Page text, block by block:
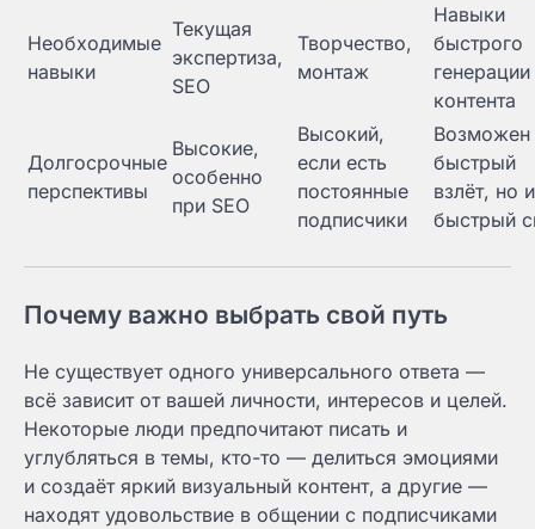
Необходимые
навыки
Текущая
экспертиза,
SEO
Творчество,
монтаж
Навыки
быстрого
генерации
контента
Долгосрочные
перспективы
Высокие,
особенно
при SEO
Высокий,
если есть
постоянные
подписчики
Возможен
быстрый
взлёт, но и
быстрый
Почему важно выбрать свой путь
Не существует одного универсального ответа —
всё зависит от вашей личности, интересов и целей.
Некоторые люди предпочитают писать и
углубляться в темы, кто-то — делиться эмоциями
и создаёт яркий визуальный контент, а другие —
находят удовольствие в общении с подписчиками